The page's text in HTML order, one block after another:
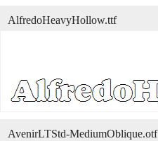
AlfredoHeavyHollow.ttf
AvenirLTStd-MediumOblique.otf